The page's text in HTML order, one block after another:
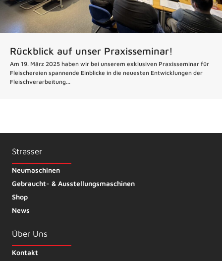
Rückblick auf unser Praxisseminar!
Am 19. März 2025 haben wir bei unserem exklusiven Praxisseminar für
Fleischereien spannende Einblicke in die neuesten Entwicklungen der
Fleischverarbeitung...
Strasser
Neumaschinen
Gebraucht- & Ausstellungsmaschinen
Shop
News
Über Uns
Kontakt